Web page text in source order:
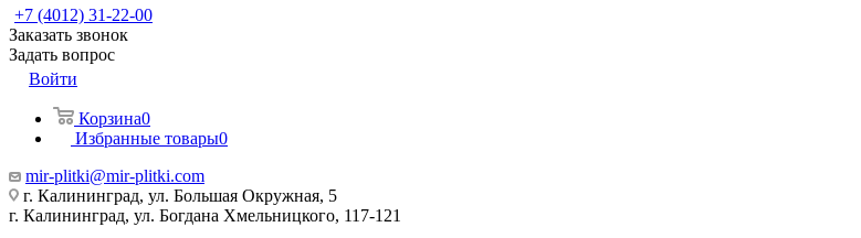
+7 (4012) 31-22-00
Заказать звонок
Задать вопрос
Войти
Корзина0
Избранные товары0
mir-plitki@mir-plitki.com
г. Калининград, ул. Большая Окружная, 5
г. Калининград, ул. Богдана Хмельницкого, 117-121